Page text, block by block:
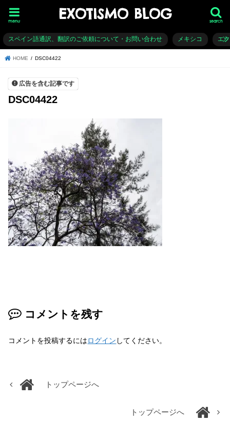
EXOTISMO BLOG search
menu
スペイン語通訳、翻訳のご依頼について・お問い合わせ メキシコ エ
HOME DSC04422
広告を含む記事です
DSC04422
コメントを残す
コメントを投稿するにはログイン してください。
トップページへ
トップページへ